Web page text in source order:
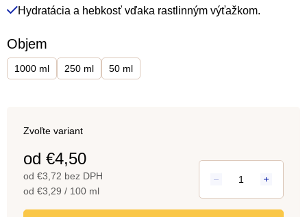
Hydratácia a hebkosť vďaka rastlinným výťažkom.
Objem
1000 ml 250 ml 50 ml
od €4,50
od €3,72 bez DPH
Jednotková
od €3,29 / 100 ml
Zvoľte variant